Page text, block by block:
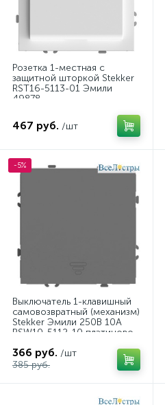
Розетка 1-местная с
защитной шторкой Stekker
RST16-5113-01 Эмили
49878
467 руб. /шт
-5%
Выключатель 1-клавишный
самовозвратный (механизм)
Stekker Эмили 250В 10А
RSW10-5112-10 платиново-
366 руб. /шт
385 руб.